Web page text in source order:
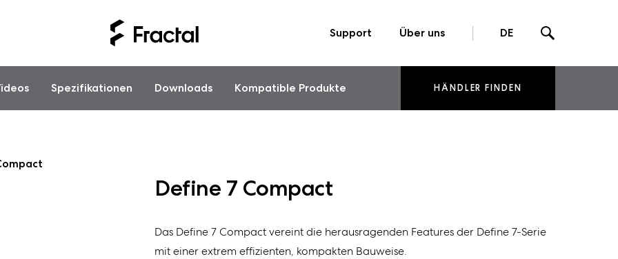
Support Über uns DE
Spezifikationen Downloads Kompatible Produkte HÄNDLER FINDEN
Define 7 Compact
Das Define 7 Compact vereint die herausragenden Features der Define 7-Serie
mit einer extrem effizienten, kompakten Bauweise.